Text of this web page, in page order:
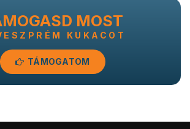
MOST
KUKACOT
TÁMOGATOM